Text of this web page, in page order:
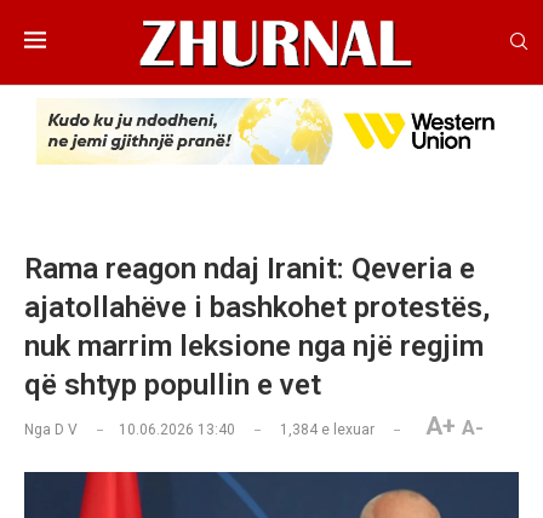
Rama reagon ndaj Iranit: Qeveria e
ajatollahëve i bashkohet protestës,
nuk marrim leksione nga një regjim
që shtyp popullin e vet
Nga D V 10.06.2026 13:40 1,384 e lexuar A+ A-